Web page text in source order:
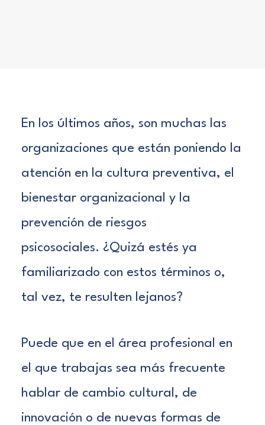
En los últimos años, son muchas las
organizaciones que están poniendo la
atención en la cultura preventiva, el
bienestar organizacional y la
prevención de riesgos
psicosociales. ¿Quizá estés ya
familiarizado con estos términos o,
tal vez, te resulten lejanos?
Puede que en el área profesional en
el que trabajas sea más frecuente
hablar de cambio cultural, de
innovación o de nuevas formas de